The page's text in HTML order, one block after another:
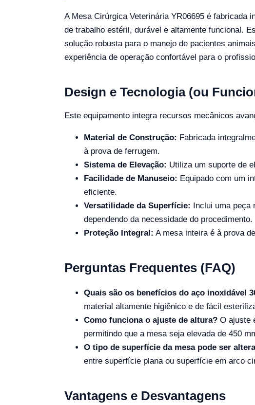
A Mesa Cirúrgica Veterinária YR06695 é fabricada
de trabalho estéril, durável e altamente funcional.
solução robusta para o manejo de pacientes
experiência de operação confortável para o
Design e Tecnologia (ou
Este equipamento integra recursos mecânicos
Material de Construção: Fabricada
à prova de ferrugem.
Sistema de Elevação: Utiliza um suporte de
Facilidade de Manuseio: Equipado com um
eficiente.
Versatilidade da Superfície: Inclui uma peça
dependendo da necessidade do procedimento.
Proteção Integral: A mesa inteira é à prova
Perguntas Frequentes (FAQ)
Quais são os benefícios do aço inoxidável
material altamente higiênico e de fácil
Como funciona o ajuste de altura? O ajuste
permitindo que a mesa seja elevada de 450
O tipo de superfície da mesa pode ser
entre superfície plana ou superfície em arco
Vantagens e Desvantagens